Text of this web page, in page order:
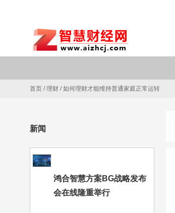
首页 /理财 /如何理财才能维持普通家庭正常运转
新闻
鸿合智慧方案BG战略发布
会在线隆重举行